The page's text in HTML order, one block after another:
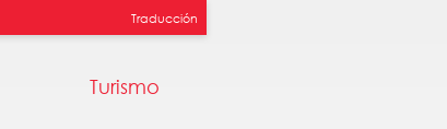
Traducción
Turismo